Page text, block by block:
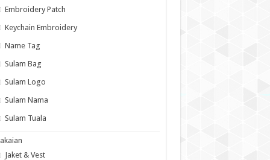
Embroidery Patch
Keychain Embroidery
Name Tag
Sulam Bag
Sulam Logo
Sulam Nama
Sulam Tuala
Jaket & Vest